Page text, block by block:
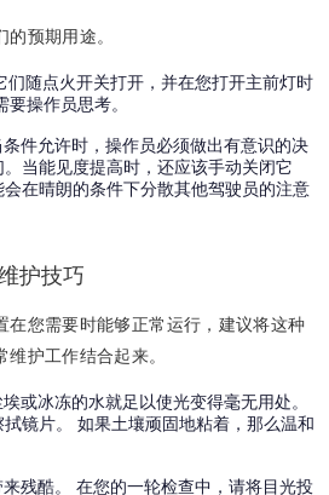
预期用途。
们随点火开关打开，并在您打开主前灯时
操作员思考。
件允许时，操作员必须做出有意识的决
当能见度提高时，还应该手动关闭它
在晴朗的条件下分散其他驾驶员的注意
护技巧
在您需要时能够正常运行，建议将这种
护工作结合起来。
或冰冻的水就足以使光变得毫无用处。
镜片。 如果土壤顽固地粘着，那么温和
残酷。 在您的一轮检查中，请将目光投